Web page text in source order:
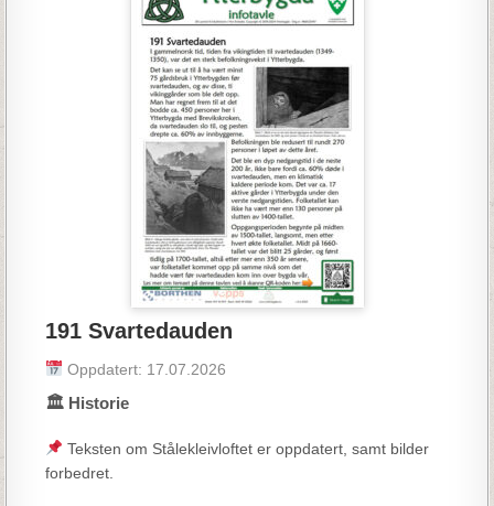
191 Svartedauden
Oppdatert: 17.07.2026
🏛 Historie
Teksten om Stålekleivloftet er oppdatert, samt bilder
forbedret.